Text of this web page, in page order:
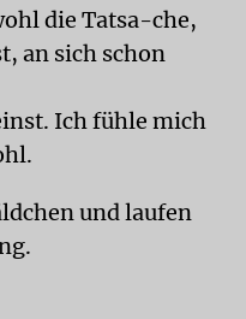
die Tatsa-che,
an sich schon
Ich fühle mich
und laufen